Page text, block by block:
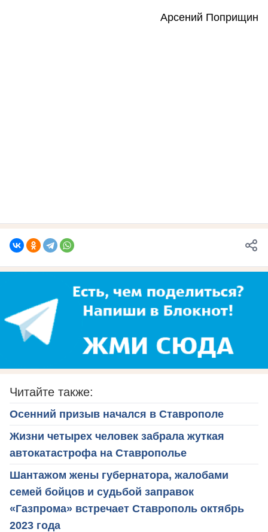
Арсений Поприщин
Читайте также:
Осенний призыв начался в Ставрополе
Жизни четырех человек забрала жуткая
автокатастрофа на Ставрополье
Шантажом жены губернатора, жалобами
семей бойцов и судьбой заправок
«Газпрома» встречает Ставрополь октябрь
2023 года